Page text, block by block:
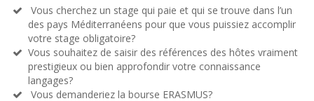

Vous cherchez un stage qui paie et qui se trouve dans l’un
des pays Méditerranéens pour que vous puissiez accomplir
votre stage obligatoire?

Vous souhaitez de saisir des références des hôtes vraiment
prestigieux ou bien approfondir votre connaissance
langages?

Vous demanderiez la bourse ERASMUS?